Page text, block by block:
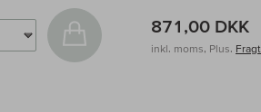
Læg i kurv 871,00 DKK
inkl. moms, Plus. Fragt